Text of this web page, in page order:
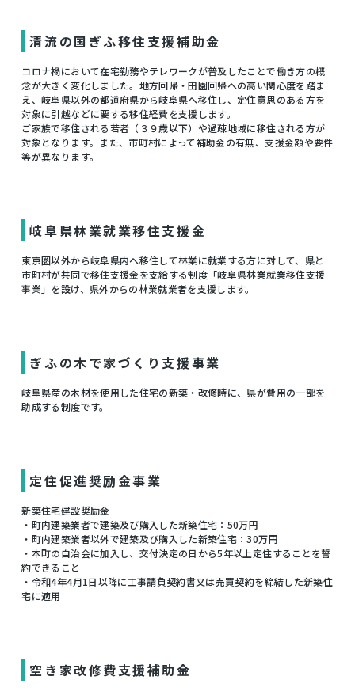
清流の国ぎふ移住支援補助金
コロナ禍において在宅勤務やテレワークが普及したことで働き方の概
念が大きく変化しました。地方回帰・田園回帰への高い関心度を踏ま
え、岐阜県以外の都道府県から岐阜県へ移住し、定住意思のある方を
対象に引越などに要する移住経費を支援します。
ご家族で移住される若者（３９歳以下）や過疎地域に移住される方が
対象となります。また、市町村によって補助金の有無、支援金額や要件
等が異なります。
岐阜県林業就業移住支援金
東京圏以外から岐阜県内へ移住して林業に就業する方に対して、県と
市町村が共同で移住支援金を支給する制度「岐阜県林業就業移住支援
事業」を設け、県外からの林業就業者を支援します。
ぎふの木で家づくり支援事業
岐阜県産の木材を使用した住宅の新築・改修時に、県が費用の一部を
助成する制度です。
定住促進奨励金事業
新築住宅建設奨励金
・町内建築業者で建築及び購入した新築住宅：50万円
・町内建築業者以外で建築及び購入した新築住宅：30万円
・本町の自治会に加入し、交付決定の日から5年以上定住することを誓
約できること
・令和4年4月1日以降に工事請負契約書又は売買契約を締結した新築住
宅に適用
空き家改修費支援補助金